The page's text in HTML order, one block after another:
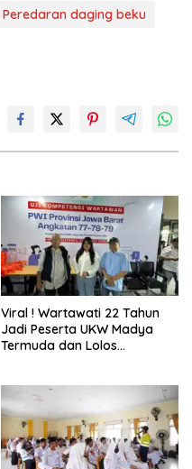
Peredaran daging beku
Viral ! Wartawati 22 Tahun
Jadi Peserta UKW Madya
Termuda dan Lolos